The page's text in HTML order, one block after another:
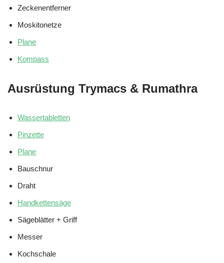
Zeckenentferner
Moskitonetze
Plane
Kompass
Ausrüstung Trymacs & Rumathra
Wassertabletten
Pinzette
Plane
Bauschnur
Draht
Handkettensäge
Sägeblätter + Griff
Messer
Kochschale